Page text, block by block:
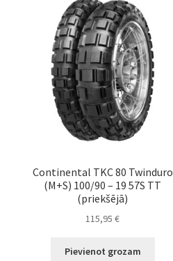
Continental TKC 80 Twinduro
(M+S) 100/90 – 19 57S TT
(priekšējā)
115,95€
Pievienot grozam